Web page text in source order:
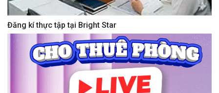
Đăng kí thực tập tại Bright Star